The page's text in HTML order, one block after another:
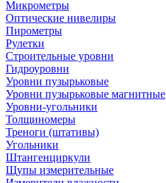
Микрометры
Оптические нивелиры
Пирометры
Рулетки
Строительные уровни
Гидроуровни
Уровни пузырьковые
Уровни пузырьковые магнитные
Уровни-угольники
Толщиномеры
Треноги (штативы)
Угольники
Штангенциркули
Щупы измерительные